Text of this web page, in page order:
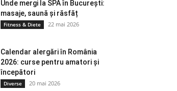
Unde mergi la SPA în București:
masaje, saună și răsfăț
Fitness & Diete 22 mai 2026
Calendar alergări în România
2026: curse pentru amatori și
începători
Diverse 20 mai 2026